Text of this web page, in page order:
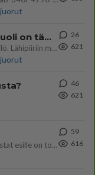
Tiesitkö? Martina Aitolehden isäpuoli on tämä suosittu laulaja
Martina Aitolehti on seurattu julkisuuden henkilö. Lähipiiriin mahtuu muitakin tunnettuja henkilöitä. Tiesitkö, että Ma
26
621
46
621
Olipa hyvä kirjoitus, kiitos. Ongelmat mitkä nostat esille on todellisia ja tämä ylimielisyys totta ja se näkyy kaikessa
59
616